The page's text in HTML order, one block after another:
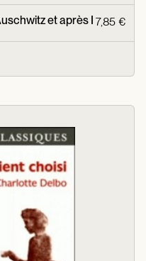
et après I 7,85 €